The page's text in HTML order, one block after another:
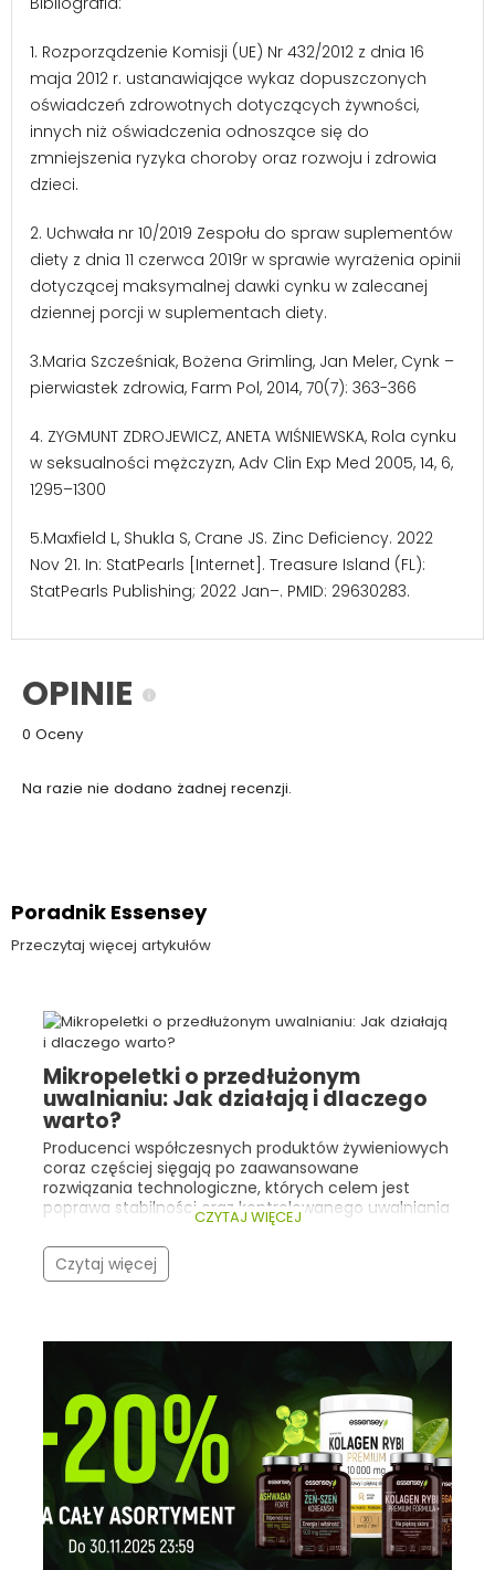
1. Rozporządzenie Komisji (UE) Nr 432/2012 z dnia 16
maja 2012 r. ustanawiające wykaz dopuszczonych
oświadczeń zdrowotnych dotyczących żywności,
innych niż oświadczenia odnoszące się do
zmniejszenia ryzyka choroby oraz rozwoju i zdrowia
dzieci.
2. Uchwała nr 10/2019 Zespołu do spraw suplementów
diety z dnia 11 czerwca 2019r w sprawie wyrażenia opinii
dotyczącej maksymalnej dawki cynku w zalecanej
dziennej porcji w suplementach diety.
3.Maria Szcześniak, Bożena Grimling, Jan Meler, Cynk –
pierwiastek zdrowia, Farm Pol, 2014, 70(7): 363-366
4. ZYGMUNT ZDROJEWICZ, ANETA WIŚNIEWSKA, Rola cynku
w seksualności mężczyzn, Adv Clin Exp Med 2005, 14, 6,
1295–1300
5.Maxfield L, Shukla S, Crane JS. Zinc Deficiency. 2022
Nov 21. In: StatPearls [Internet]. Treasure Island (FL):
StatPearls Publishing; 2022 Jan–. PMID: 29630283.
OPINIE
0 Oceny
Na razie nie dodano żadnej recenzji.
Poradnik Essensey
Przeczytaj więcej artykułów
Mikropeletki o przedłużonym
uwalnianiu: Jak działają i dlaczego
warto?
Producenci współczesnych produktów żywieniowych
coraz częściej sięgają po zaawansowane
rozwiązania technologiczne, których celem jest
poprawa stabilności oraz kontrolowanego uwalniania
składników aktywnych. Dobrym przykładem są tu
mikropeletki o przedłużonym uwalnianiu .
Technologia ta znajduje zastosowanie m.in. w
żywności specjalnego przeznaczenia medycznego
związana z miejscem uwalniania tego składnika.
CZYTAJ WIĘCEJ
Czytaj więcej